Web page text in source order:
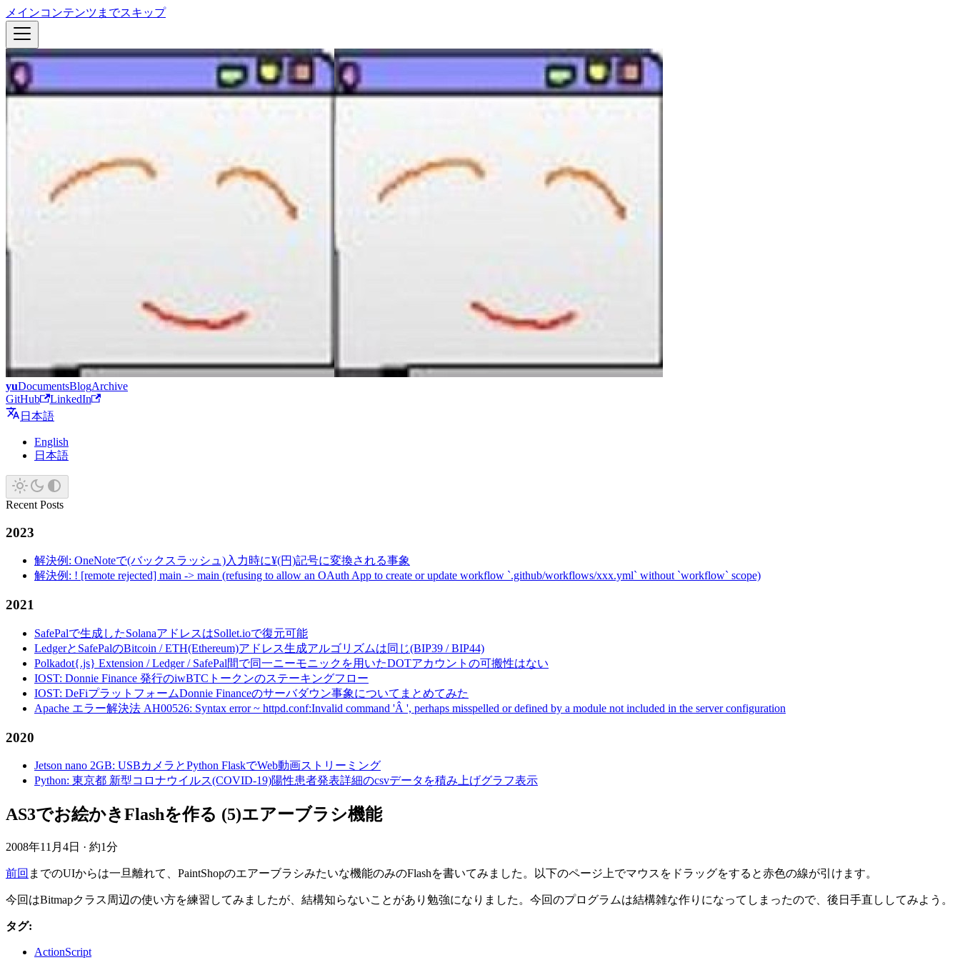
メインコンテンツまでスキップ
yuDocumentsBlogArchive
GitHub
LinkedIn
日本語
English
日本語
Recent Posts
2023
解決例: OneNoteで(バックスラッシュ)入力時に¥(円)記号に変換される事象
解決例: ! [remote rejected] main -> main (refusing to allow an OAuth App to create or update workflow `.github/workflows/xxx.yml` without `workflow` scope)
2021
SafePalで生成したSolanaアドレスはSollet.ioで復元可能
LedgerとSafePalのBitcoin / ETH(Ethereum)アドレス生成アルゴリズムは同じ(BIP39 / BIP44)
Polkadot{.js} Extension / Ledger / SafePal間で同一ニーモニックを用いたDOTアカウントの可搬性はない
IOST: Donnie Finance 発行のiwBTCトークンのステーキングフロー
IOST: DeFiプラットフォームDonnie Financeのサーバダウン事象についてまとめてみた
Apache エラー解決法 AH00526: Syntax error ~ httpd.conf:Invalid command 'Â ', perhaps misspelled or defined by a module not included in the server configuration
2020
Jetson nano 2GB: USBカメラとPython FlaskでWeb動画ストリーミング
Python: 東京都 新型コロナウイルス(COVID-19)陽性患者発表詳細のcsvデータを積み上げグラフ表示
AS3でお絵かきFlashを作る (5)エアーブラシ機能
2008年11月4日 · 約1分
前回 までのUIからは一旦離れて、PaintShopのエアーブラシみたいな機能のみのFlashを書いてみました。以下のページ上でマウスをドラッグをすると赤色の線が引けます。
今回はBitmapクラス周辺の使い方を練習してみましたが、結構知らないことがあり勉強になりました。今回のプログラムは結構雑な作りになってしまったので、後日手直ししてみよう。
タグ:
ActionScript